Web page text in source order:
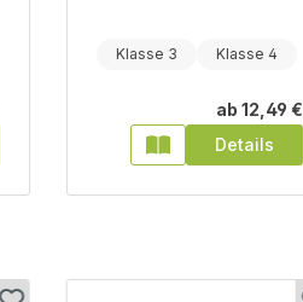
Klasse 3 Klasse 4
ab 12,49 €
Details